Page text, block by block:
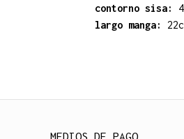
contorno sisa:
largo manga:
MEDIOS DE PAGO